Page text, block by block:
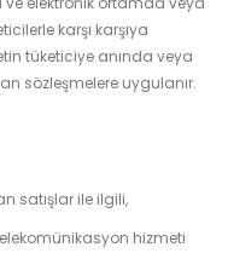
karşı karşıya
tüketiciye anında veya
sözleşmelere uygulanır.
satışlar ile ilgili,
hizmeti